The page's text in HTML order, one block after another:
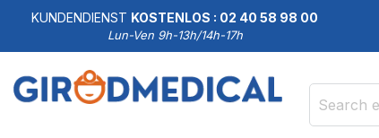
KUNDENDIENST KOSTENLOS : 02 40 58 98 00
Lun-Ven 9h-13h/14h-17h